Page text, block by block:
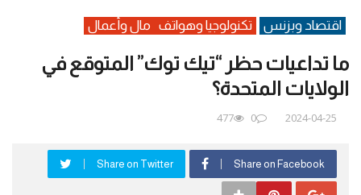
اقتصاد وبزنس تكنولوجيا وهواتف مال وأعمال
ما تداعيات حظر “تيك توك” المتوقع في
الولايات المتحدة؟
2024-04-25
0
477
Share on Facebook
Share on Twitter